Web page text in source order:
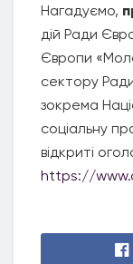
Нагадуємо,
дій Ради
Європи
сектору
зокрема
соціальну
відкриті
https://